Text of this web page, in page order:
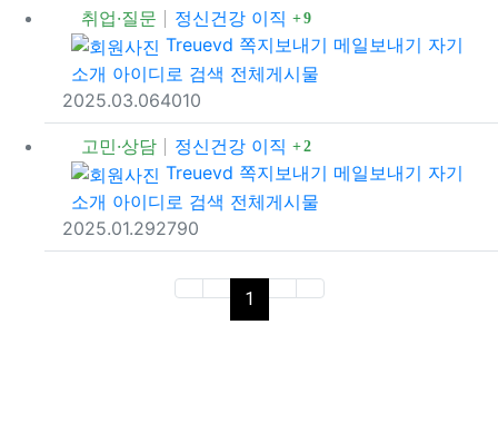
취업·질문 정신건강 이직 댓글
9
등록자 Treuevd 쪽지보내기 메일보내기 자기
소개 아이디로 검색 전체게시물
등록일
2025.03.06조회
401추천
0
고민·상담 정신건강 이직 댓글
2
등록자 Treuevd 쪽지보내기 메일보내기 자기
소개 아이디로 검색 전체게시물
등록일
2025.01.29조회
279추천
0
1 (current)